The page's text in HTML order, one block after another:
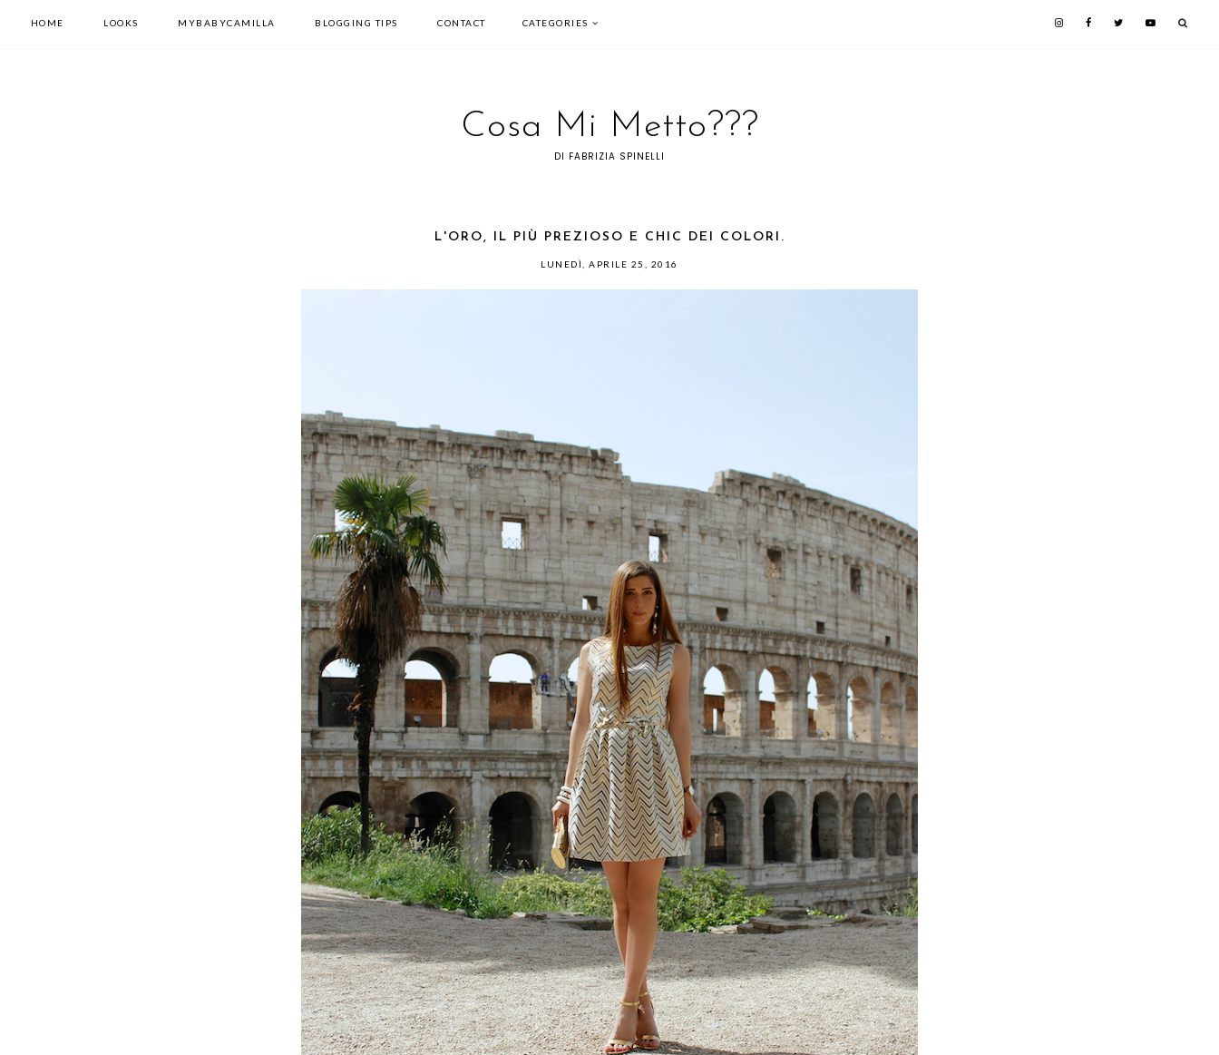
HOME LOOKS MYBABYCAMILLA BLOGGING TIPS CONTACT CATEGORIES
Cosa Mi Metto???
DI FABRIZIA SPINELLI
L'ORO, IL PIÙ PREZIOSO E CHIC DEI COLORI.
LUNEDÌ, APRILE 25, 2016